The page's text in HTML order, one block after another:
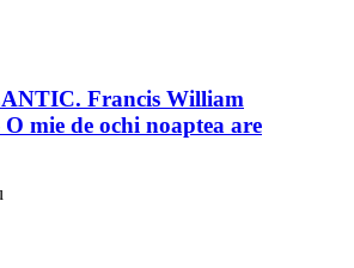
Francis William
mie de ochi noaptea are